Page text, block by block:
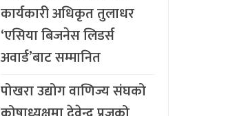
कार्यकारी अधिकृत तुलाधर
‘एसिया बिजनेस लिडर्स
अवार्ड’बाट सम्मानित
पोखरा उद्योग वाणिज्य संघको